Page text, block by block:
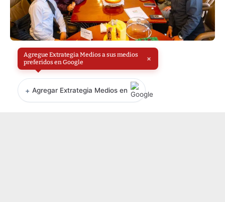
Agregue Extrategia Medios a sus medios
preferidos en Google
×
+ Agregar Extrategia Medios en